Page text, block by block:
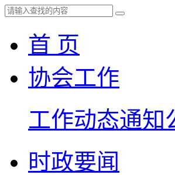
首 页
协会工作
工作动态通知
时政要闻